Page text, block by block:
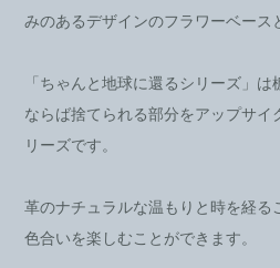
みのあるデザインのフラワーベース
「ちゃんと地球に還るシリーズ」
ならば捨てられる部分をアップサイ
リーズです。
革のナチュラルな温もりと時を経る
色合いを楽しむことができます。